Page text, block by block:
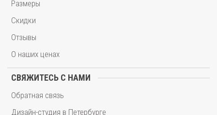
Размеры
Скидки
Отзывы
О наших ценах
СВЯЖИТЕСЬ С НАМИ
Обратная связь
Дизайн-студия в Петербурге